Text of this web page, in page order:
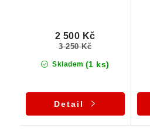
Skladem (1 ks)
2 500 Kč
3 250 Kč
Detail